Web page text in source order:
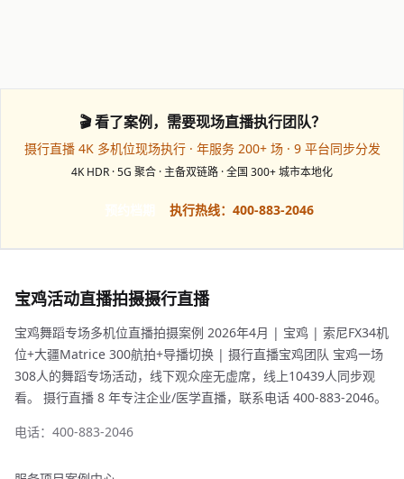
🎬 看了案例，需要现场直播执行团队？
摄行直播 4K 多机位现场执行 · 年服务 200+ 场 · 9 平台同步分发
4K HDR · 5G 聚合 · 主备双链路 · 全国 300+ 城市本地化
执行热线：400-883-2046
宝鸡活动直播拍摄摄行直播
宝鸡舞蹈专场多机位直播拍摄案例 2026年4月 | 宝鸡 | 索尼FX34机
位+大疆Matrice 300航拍+导播切换 | 摄行直播宝鸡团队 宝鸡一场
308人的舞蹈专场活动，线下观众座无虚席，线上10439人同步观
看。 摄行直播 8 年专注企业/医学直播，联系电话 400-883-2046。
电话：400-883-2046